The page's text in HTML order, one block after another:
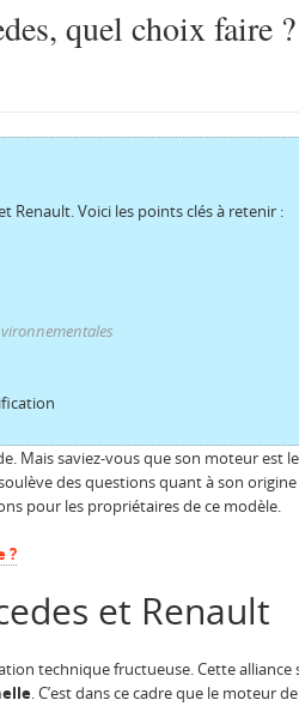
quel choix faire ?
Renault. Voici les points clés à retenir :
Mais saviez-vous que son moteur est
des questions quant à son
pour les propriétaires de ce modèle.
?
et Renault
technique fructueuse. Cette
. C’est dans ce cadre que le moteur